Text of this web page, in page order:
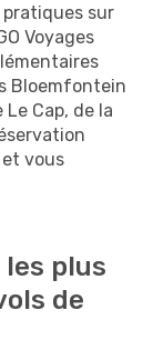
sur
Voyages
Bloemfontein
Cap, de la
vous
les plus
de